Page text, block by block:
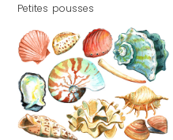
Petites pousses